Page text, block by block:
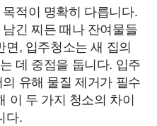
적이 명확히 다릅니다.
긴 찌든 때나 잔여물들
, 입주청소는 새 집의
데 중점을 둡니다. 입주
유해 물질 제거가 필수
이 두 가지 청소의 차이
다.